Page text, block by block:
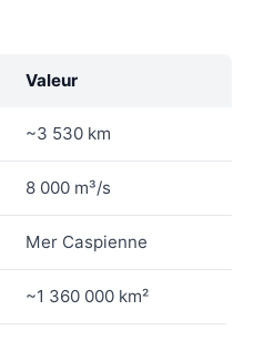
Valeur
~3 530 km
8 000 m³/s
Mer Caspienne
~1 360 000 km²